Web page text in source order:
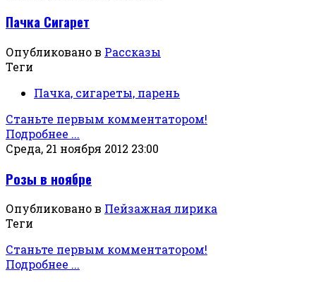
Пачка Сигарет
Опубликовано в Рассказы
Теги
Пачка, сигареты, парень
Станьте первым комментатором!
Подробнее ...
Среда, 21 ноября 2012 23:00
Розы в ноябре
Опубликовано в Пейзажная лирика
Теги
Станьте первым комментатором!
Подробнее ...